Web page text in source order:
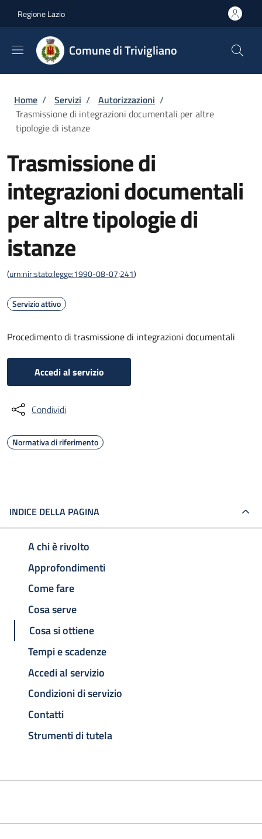
Regione Lazio
Comune di Trivigliano
Briciole di pane
Home / Servizi / Autorizzazioni /
Trasmissione di integrazioni documentali per altre
tipologie di istanze
Trasmissione di
integrazioni documentali
per altre tipologie di
istanze
(urn:nir:stato:legge:1990-08-07;241)
Servizio attivo
Procedimento di trasmissione di integrazioni documentali
Accedi al servizio
Condividi
Normativa di riferimento
INDICE DELLA PAGINA
A chi è rivolto
Approfondimenti
Come fare
Cosa serve
Cosa si ottiene
Tempi e scadenze
Accedi al servizio
Condizioni di servizio
Contatti
Strumenti di tutela